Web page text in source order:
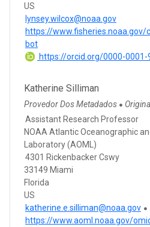
US
lynsey.wilcox@noaa.gov
https://www.fisheries.noaa.gov/
bot
https://orcid.org/0000-0001-
Katherine Silliman
Provedor Dos Metadados ●
Assistant Research Professor
NOAA Atlantic Oceanographic
Laboratory (AOML)
4301 Rickenbacker Cswy
33149 Miami
Florida
US
katherine.e.silliman@noaa.gov
https://www.aoml.noaa.gov/